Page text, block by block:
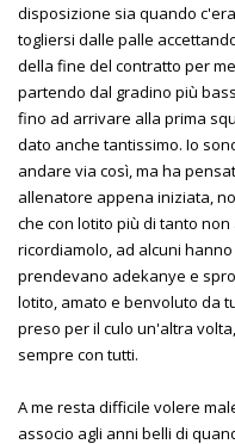
disposizione sia quando
togliersi dalle palle
della fine del contratto per
partendo dal gradino più
fino ad arrivare alla prima
dato anche tantissimo. Io
andare via così, ma ha
allenatore appena iniziata,
che con lotito più di tanto
ricordiamolo, ad alcuni
prendevano adekanye e
lotito, amato e benvoluto da
preso per il culo un'altra
sempre con tutti.
A me resta difficile volere
associo agli anni belli di